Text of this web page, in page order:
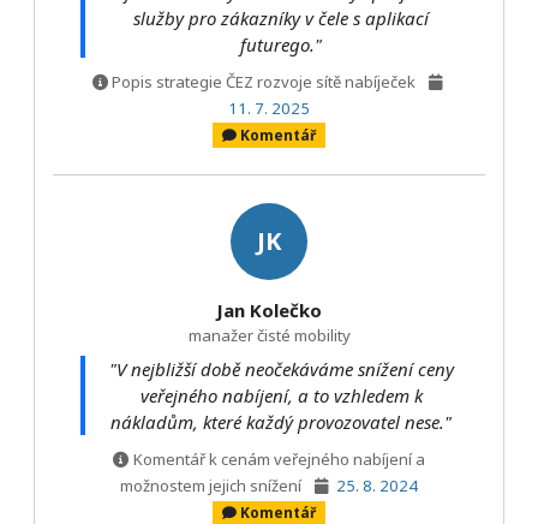
služby pro zákazníky v čele s aplikací
futurego."
Popis strategie ČEZ rozvoje sítě nabíječek
11. 7. 2025
Komentář
JK
Jan Kolečko
manažer čisté mobility
"V nejbližší době neočekáváme snížení ceny
veřejného nabíjení, a to vzhledem k
nákladům, které každý provozovatel nese."
Komentář k cenám veřejného nabíjení a
možnostem jejich snížení
25. 8. 2024
Komentář